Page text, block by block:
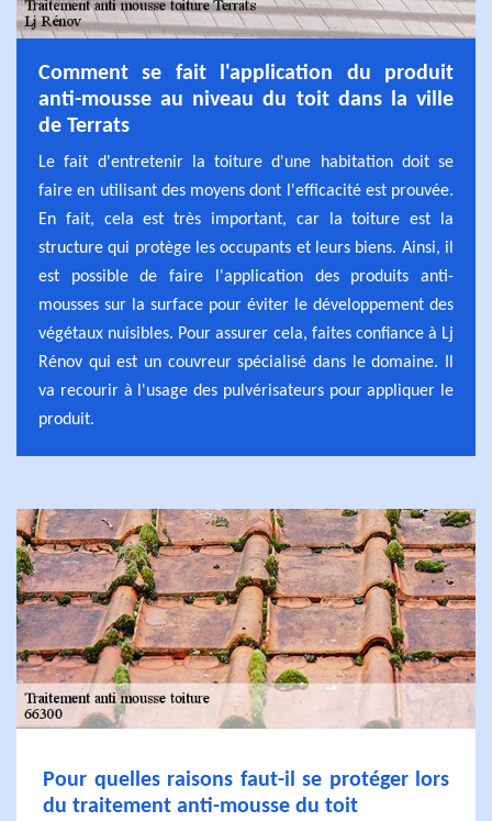
Comment se fait l'application du produit
anti-mousse au niveau du toit dans la ville
de Terrats
Le fait d'entretenir la toiture d'une habitation doit se
faire en utilisant des moyens dont l'efficacité est prouvée.
En fait, cela est très important, car la toiture est la
structure qui protège les occupants et leurs biens. Ainsi, il
est possible de faire l'application des produits anti-
mousses sur la surface pour éviter le développement des
végétaux nuisibles. Pour assurer cela, faites confiance à Lj
Rénov qui est un couvreur spécialisé dans le domaine. Il
va recourir à l'usage des pulvérisateurs pour appliquer le
produit.
Pour quelles raisons faut-il se protéger lors
du traitement anti-mousse du toit